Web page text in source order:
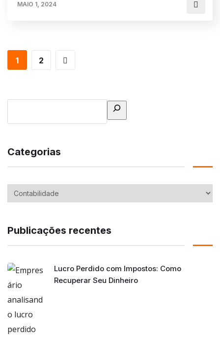
MAIO 1, 2024
1 2
Categorias
Publicações recentes
Lucro Perdido com Impostos: Como
Recuperar Seu Dinheiro